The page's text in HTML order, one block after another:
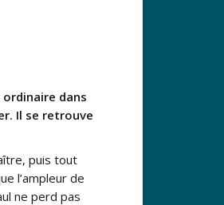
dans
Il se retrouve
puis tout
l’ampleur de
ne perd pas